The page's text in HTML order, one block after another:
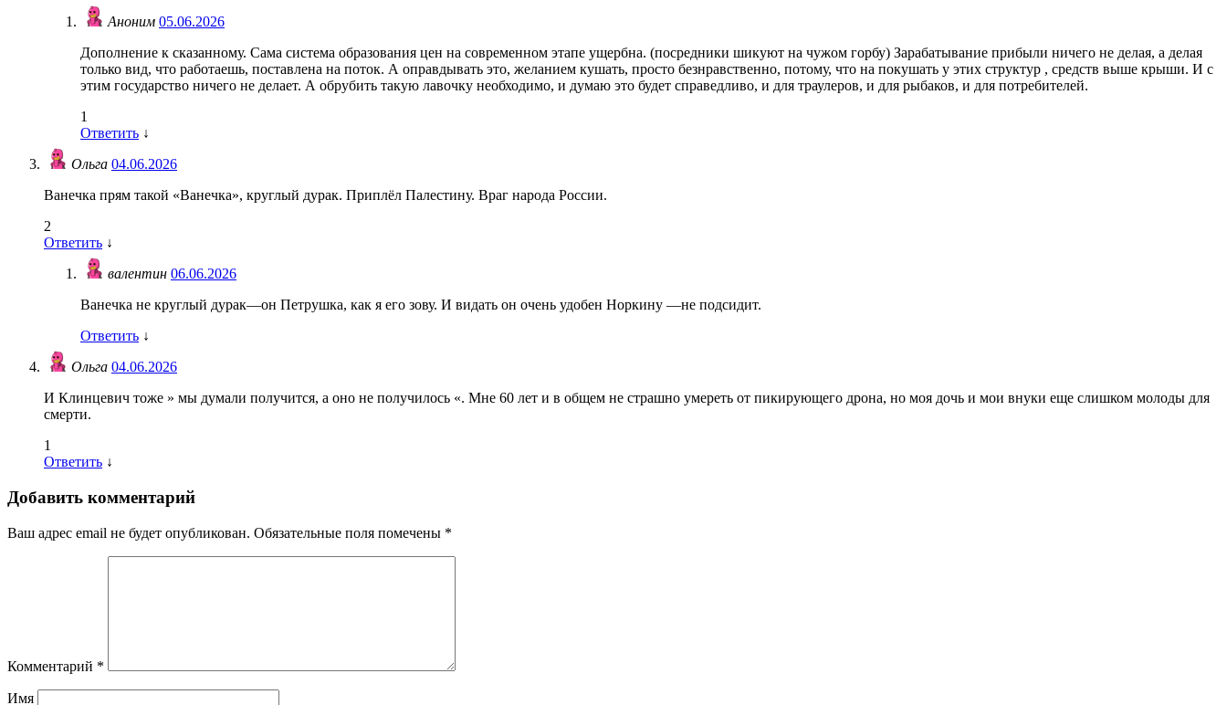
Аноним 05.06.2026
Дополнение к сказанному. Сама система образования цен на современном этапе ущербна. (посредники шикуют на чужом горбу) Зарабатывание прибыли ничего не делая, а делая
только вид, что работаешь, поставлена на поток. А оправдывать это, желанием кушать, просто безнравственно, потому, что на покушать у этих структур , средств выше крыши. И с
этим государство ничего не делает. А обрубить такую лавочку необходимо, и думаю это будет справедливо, и для траулеров, и для рыбаков, и для потребителей.
1
Ответить ↓
Ольга 04.06.2026
Ванечка прям такой «Ванечка», круглый дурак. Приплёл Палестину. Враг народа России.
2
Ответить ↓
валентин 06.06.2026
Ванечка не круглый дурак—он Петрушка, как я его зову. И видать он очень удобен Норкину —не подсидит.
Ответить ↓
Ольга 04.06.2026
И Клинцевич тоже » мы думали получится, а оно не получилось «. Мне 60 лет и в общем не страшно умереть от пикирующего дрона, но моя дочь и мои внуки еще слишком молоды для
смерти.
1
Ответить ↓
Добавить комментарий
Ваш адрес email не будет опубликован. Обязательные поля помечены *
Комментарий *
Имя